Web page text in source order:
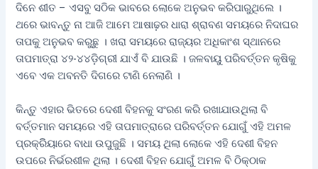
ଦିନେ ଶୀତ – ଏସବୁ ସଠିକ ଭାବରେ ଲୋକେ ଅନୁଭବ କରିପାରୁଥିଲେ ।
ଥରେ ଭାବନ୍ତୁ ନା ଆଜି ଆମେ ଆଷାଢ଼ର ଧାରା ଶ୍ରାବଣ ସମୟରେ ନିଦାଘର
ତାପକୁ ଅନୁଭବ କରୁଛୁ । ଖରା ସମୟରେ ରାଜ୍ୟର ଅଧିକାଂଶ ସ୍ଥାନରେ
ତାପମାତ୍ରା ୪୨-୪୪ଡ଼ିଗ୍ରୀ ଯାଏଁ ବି ଯାଉଛି । ଜଳବାୟୁ ପରିବର୍ତ୍ତନ କୃଷିକୁ
ଏବେ ଏକ ଅବନତି ଦିଗରେ ଟାଣି ନେଲାଣି ।
କିନ୍ତୁ ଏହାର ଭିତରେ ଦେଶୀ ବିହନକୁ ସଂରଣ କରି ରଖାଯାଉଥିଲା ବି
ବର୍ତ୍ତମାନ ସମୟରେ ଏହି ତାପମାତ୍ରାରେ ପରିବର୍ତ୍ତନ ଯୋଗୁଁ ଏହି ଅମଳ
ପ୍ରକ୍ରିିୟାରେ ବାଧା ଉପୁଜୁଛି । ସମୟ ଥିଲା ଲୋକେ ଏହି ଦେଶୀ ବିହନ
ଉପରେ ନିର୍ଭରଶୀଳ ଥିଲା । ଦେଶୀ ବିହନ ଯୋଗୁଁ ଅମଳ ବି ଠିକ୍‌ଠାକ